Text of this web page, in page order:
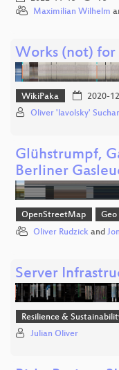
Maximilian Wilhelm
Works (not) for
WikiPaka 2020-
Oliver 'lavolsky'
Glühstrumpf,
Berliner
OpenStreetMap Geo
Oliver Rudzick and
Server
Resilience &
Julian Oliver